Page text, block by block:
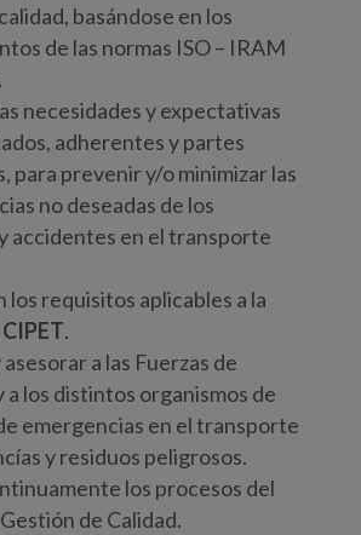
basándose en los
de las normas ISO – IRAM
necesidades y expectativas
adherentes y partes
para prevenir y/o minimizar las
no deseadas de los
accidentes en el transporte
los requisitos aplicables a la
CIPET.
a las Fuerzas de
a los distintos organismos de
emergencias en el transporte
y residuos peligrosos.
los procesos del
de Calidad.